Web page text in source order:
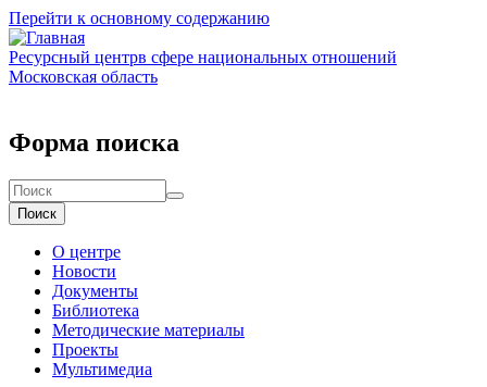
Перейти к основному содержанию
Ресурсный центрв сфере национальных отношений
Московская область
Форма поиска
Поиск
О центре
Новости
Документы
Библиотека
Методические материалы
Проекты
Мультимедиа